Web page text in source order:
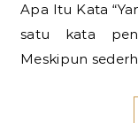
Apa Itu Kata “Yang”? Kata “yang” merupakan salah
satu kata
Meskipun